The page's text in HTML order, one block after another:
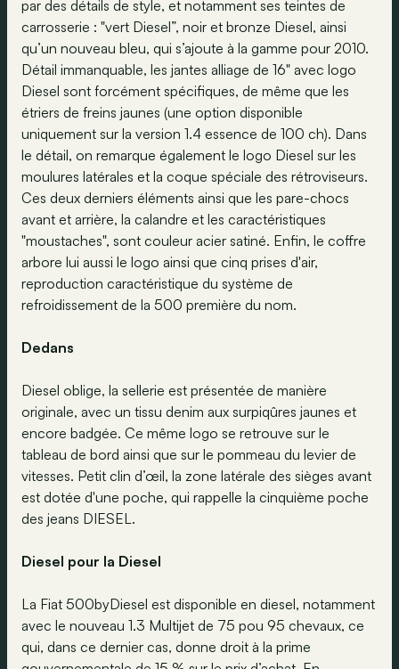
par des détails de style, et notamment ses teintes de
carrosserie : "vert Diesel”, noir et bronze Diesel, ainsi
qu’un nouveau bleu, qui s’ajoute à la gamme pour 2010.
Détail immanquable, les jantes alliage de 16" avec logo
Diesel sont forcément spécifiques, de même que les
étriers de freins jaunes (une option disponible
uniquement sur la version 1.4 essence de 100 ch). Dans
le détail, on remarque également le logo Diesel sur les
moulures latérales et la coque spéciale des rétroviseurs.
Ces deux derniers éléments ainsi que les pare-chocs
avant et arrière, la calandre et les caractéristiques
"moustaches", sont couleur acier satiné. Enfin, le coffre
arbore lui aussi le logo ainsi que cinq prises d'air,
reproduction caractéristique du système de
refroidissement de la 500 première du nom.
Dedans
Diesel oblige, la sellerie est présentée de manière
originale, avec un tissu denim aux surpiqûres jaunes et
encore badgée. Ce même logo se retrouve sur le
tableau de bord ainsi que sur le pommeau du levier de
vitesses. Petit clin d’œil, la zone latérale des sièges avant
est dotée d'une poche, qui rappelle la cinquième poche
des jeans DIESEL.
Diesel pour la Diesel
La Fiat 500byDiesel est disponible en diesel, notamment
avec le nouveau 1.3 Multijet de 75 pou 95 chevaux, ce
qui, dans ce dernier cas, donne droit à la prime